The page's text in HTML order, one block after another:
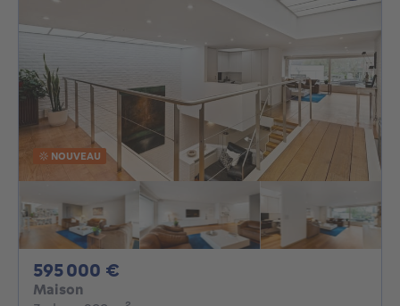
NOUVEAU
595 000 €
Maison